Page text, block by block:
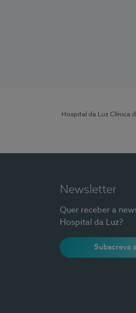
Hospital da Luz Clínica
Newsletter
Quer receber a
Hospital da Luz?
Subscreva